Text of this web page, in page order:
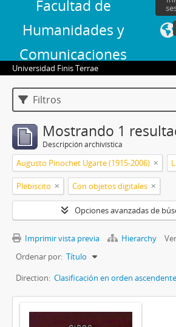
Facultad de
Humanidades y
Comunicaciones
Universidad Finis Terrae
Filtros
Mostrando 1
Descripción archivística
Augusto Pinochet Ugarte (1915-2006)
Plebiscito Con objetos digitales
Opciones avanzadas de
Imprimir vista previa Hierarchy
Ordenar por: Título
Direction: Clasificación en orden ascendente